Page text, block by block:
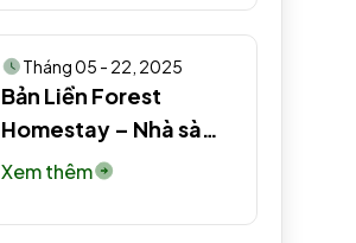
Tháng 05 - 22, 2025
Bản Liền Forest
Homestay – Nhà sàn
truyền thống người
Xem thêm